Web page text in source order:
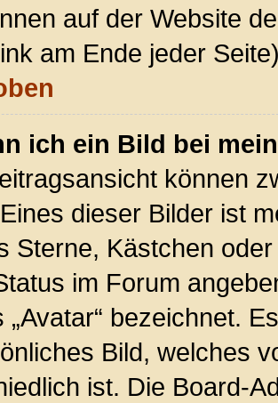
auf der Website
am Ende jeder
ich ein Bild bei
können
dieser Bilder ist
Sterne, Kästchen
im Forum
„Avatar“ bezeichnet.
Bild, welches
ist. Die Board-